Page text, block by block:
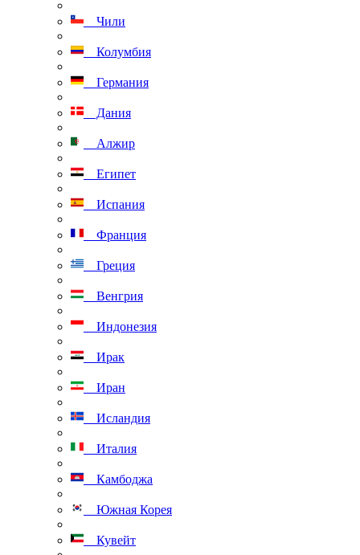
Чили
Колумбия
Германия
Дания
Алжир
Египет
Испания
Франция
Греция
Венгрия
Индонезия
Ирак
Иран
Исландия
Италия
Камбоджа
Южная Корея
Кувейт